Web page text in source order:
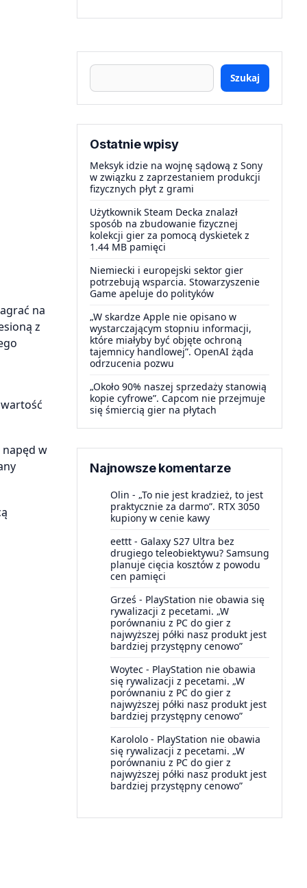
na
z
w
Szukaj
Ostatnie wpisy
Meksyk idzie na wojnę sądową z Sony
w związku z zaprzestaniem produkcji
fizycznych płyt z grami
Użytkownik Steam Decka znalazł
sposób na zbudowanie fizycznej
kolekcji gier za pomocą dyskietek z
1.44 MB pamięci
Niemiecki i europejski sektor gier
potrzebują wsparcia. Stowarzyszenie
Game apeluje do polityków
„W skardze Apple nie opisano w
wystarczającym stopniu informacji,
które miałyby być objęte ochroną
tajemnicy handlowej”. OpenAI żąda
odrzucenia pozwu
„Około 90% naszej sprzedaży stanowią
kopie cyfrowe”. Capcom nie przejmuje
się śmiercią gier na płytach
Najnowsze komentarze
Olin - „To nie jest kradzież, to jest
praktycznie za darmo”. RTX 3050
kupiony w cenie kawy
eettt - Galaxy S27 Ultra bez
drugiego teleobiektywu? Samsung
planuje cięcia kosztów z powodu
cen pamięci
Grześ - PlayStation nie obawia się
rywalizacji z pecetami. „W
porównaniu z PC do gier z
najwyższej półki nasz produkt jest
bardziej przystępny cenowo”
Woytec - PlayStation nie obawia
się rywalizacji z pecetami. „W
porównaniu z PC do gier z
najwyższej półki nasz produkt jest
bardziej przystępny cenowo”
Karololo - PlayStation nie obawia
się rywalizacji z pecetami. „W
porównaniu z PC do gier z
najwyższej półki nasz produkt jest
bardziej przystępny cenowo”